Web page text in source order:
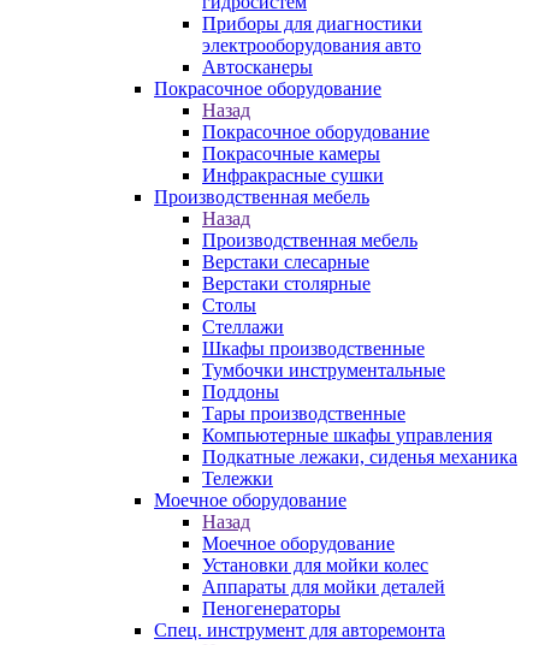
Приборы для диагностики
электрооборудования авто
Автосканеры
Покрасочное оборудование
Назад
Покрасочное оборудование
Покрасочные камеры
Инфракрасные сушки
Производственная мебель
Назад
Производственная мебель
Верстаки слесарные
Верстаки столярные
Столы
Стеллажи
Шкафы производственные
Тумбочки инструментальные
Поддоны
Тары производственные
Компьютерные шкафы управления
Подкатные лежаки, сиденья механика
Тележки
Моечное оборудование
Назад
Моечное оборудование
Установки для мойки колес
Аппараты для мойки деталей
Пеногенераторы
Спец. инструмент для авторемонта